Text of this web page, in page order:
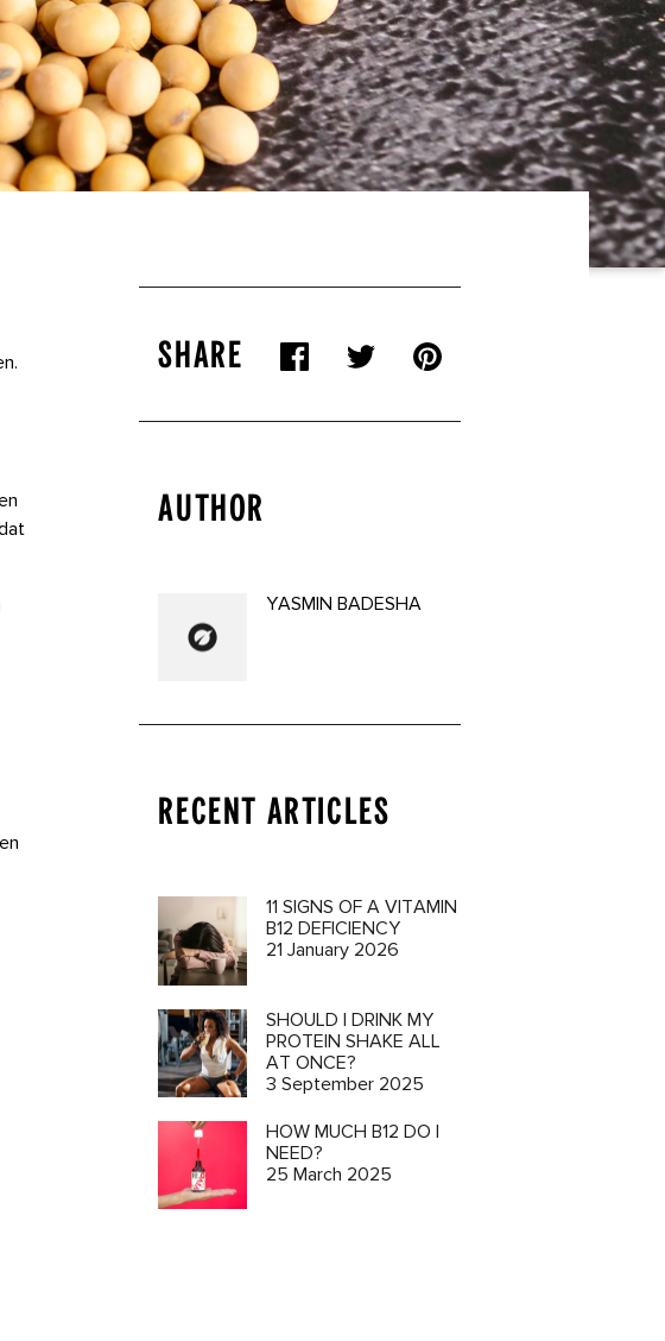
SHARE
AUTHOR
YASMIN BADESHA
RECENT ARTICLES
11 SIGNS OF A VITAMIN
B12 DEFICIENCY
21 January 2026
SHOULD I DRINK MY
PROTEIN SHAKE ALL
AT ONCE?
3 September 2025
HOW MUCH B12 DO I
NEED?
25 March 2025